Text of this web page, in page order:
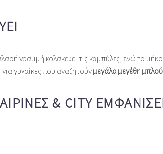
γραμμή κολακεύει τις καμπύλες, ενώ το
για γυναίκες που αναζητούν μεγάλα μεγέθη
& CITY